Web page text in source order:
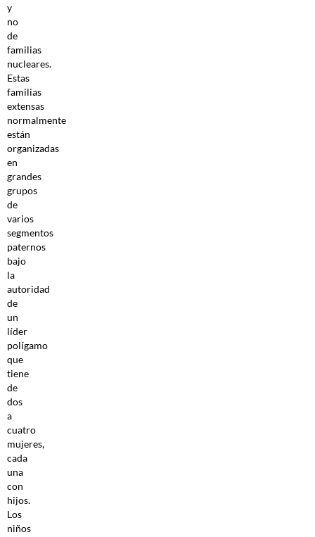
y
no
de
familias
nucleares.
Estas
familias
extensas
normalmente
están
organizadas
en
grandes
grupos
de
varios
segmentos
paternos
bajo
la
autoridad
de
un
líder
polígamo
que
tiene
de
dos
a
cuatro
mujeres,
cada
una
con
hijos.
Los
niños